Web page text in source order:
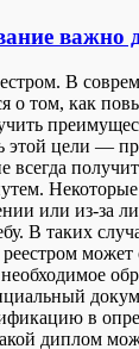
важно
В
о том, как
этой цели —
всегда
или из-за
В таких
реестром
в
диплом